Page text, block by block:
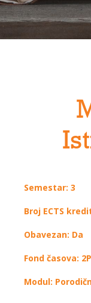
Semestar: 3
Broj ECTS
Obavezan: Da
Fond časova:
Modul: